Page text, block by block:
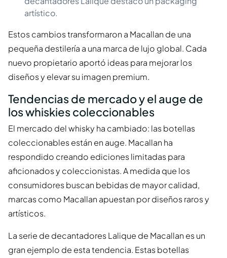
artístico.
Estos cambios transformaron a Macallan de una
pequeña destilería a una marca de lujo global. Cada
nuevo propietario aportó ideas para mejorar los
diseños y elevar su imagen premium.
Tendencias de mercado y el auge de
los whiskies coleccionables
El mercado del whisky ha cambiado: las botellas
coleccionables están en auge. Macallan ha
respondido creando ediciones limitadas para
aficionados y coleccionistas. A medida que los
consumidores buscan bebidas de mayor calidad,
marcas como Macallan apuestan por diseños raros y
artísticos.
La serie de decantadores Lalique de Macallan es un
gran ejemplo de esta tendencia. Estas botellas